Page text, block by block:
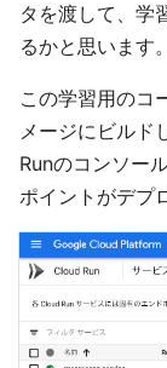
タを渡して、学
るかと思います。
この学習用のコ
メージにビルド
Runのコンソー
ポイントがデプ